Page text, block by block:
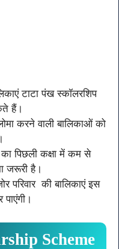
टाटा पंख स्कॉलरशिप
हैं।
करने वाली बालिकाओं को
पिछली कक्षा में कम से
जरूरी है।
परिवार की बालिकाएं इस
Scheme